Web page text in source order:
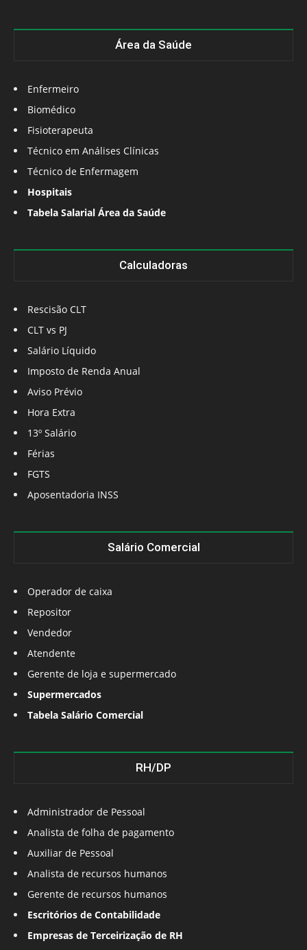
Área da Saúde
Enfermeiro
Biomédico
Fisioterapeuta
Técnico em Análises Clínicas
Técnico de Enfermagem
Hospitais
Tabela Salarial Área da Saúde
Calculadoras
Rescisão CLT
CLT vs PJ
Salário Líquido
Imposto de Renda Anual
Aviso Prévio
Hora Extra
13º Salário
Férias
FGTS
Aposentadoria INSS
Salário Comercial
Operador de caixa
Repositor
Vendedor
Atendente
Gerente de loja e supermercado
Supermercados
Tabela Salário Comercial
RH/DP
Administrador de Pessoal
Analista de folha de pagamento
Auxiliar de Pessoal
Analista de recursos humanos
Gerente de recursos humanos
Escritórios de Contabilidade
Empresas de Terceirização de RH